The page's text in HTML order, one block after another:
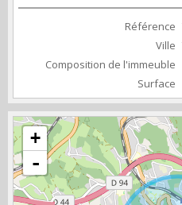
Référence
Ville
Composition de l'immeuble
Surface
+
-